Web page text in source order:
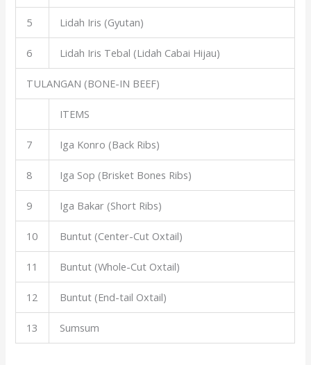
5 Lidah Iris (Gyutan)
6 Lidah Iris Tebal (Lidah Cabai Hijau)
TULANGAN (BONE-IN BEEF)
ITEMS
7 Iga Konro (Back Ribs)
8 Iga Sop (Brisket Bones Ribs)
9 Iga Bakar (Short Ribs)
10 Buntut (Center-Cut Oxtail)
11 Buntut (Whole-Cut Oxtail)
12 Buntut (End-tail Oxtail)
13 Sumsum